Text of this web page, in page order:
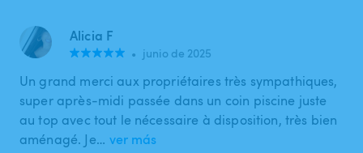
Alicia F
• junio de 2025
Un grand merci aux propriétaires très sympathiques,
super après-midi passée dans un coin piscine juste
au top avec tout le nécessaire à disposition, très bien
aménagé. Je… ver más